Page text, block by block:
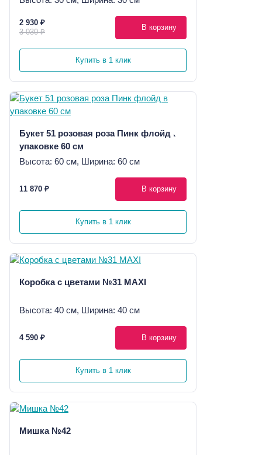
2 930 ₽
3 030 ₽
В корзину
Купить в 1 клик
Букет 51 розовая роза Пинк флойд в
упаковке 60 см
Высота: 60 см, Ширина: 60 см
11 870 ₽ В корзину
Купить в 1 клик
Коробка с цветами №31 MAXI
Высота: 40 см, Ширина: 40 см
4 590 ₽ В корзину
Купить в 1 клик
Мишка №42